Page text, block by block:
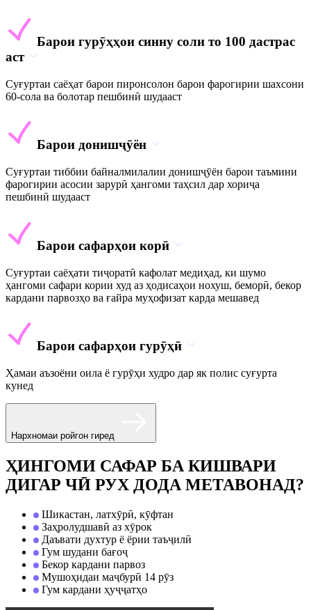
Барои гурӯҳҳои синну соли то 100 дастрас
аст
Суғуртаи саёҳат барои пиронсолон барои фарогирии шахсони
60-сола ва болотар пешбинӣ шудааст
Барои донишҷӯён
Суғуртаи тиббии байналмилалии донишҷӯён барои таъмини
фарогирии асосии зарурӣ ҳангоми таҳсил дар хориҷа
пешбинӣ шудааст
Барои сафарҳои корӣ
Суғуртаи саёҳати тиҷоратӣ кафолат медиҳад, ки шумо
ҳангоми сафари кории худ аз ҳодисаҳои нохуш, беморӣ, бекор
кардани парвозҳо ва ғайра муҳофизат карда мешавед
Барои сафарҳои гурӯҳӣ
Ҳамаи аъзоёни оила ё гурӯҳи худро дар як полис суғурта
кунед
Нархномаи ройгон гиред
ҲИНГОМИ САФАР БА КИШВАРИ
ДИГАР ЧӢ РУХ ДОДА МЕТАВОНАД?
Шикастан, латхӯрӣ, кӯфтан
Заҳролудшавӣ аз хӯрок
Даъвати духтур ё ёрии таъҷилӣ
Гум шудани бағоҷ
Бекор кардани парвоз
Мушоҳидаи маҷбурӣ 14 рӯз
Гум кардани ҳуҷҷатҳо